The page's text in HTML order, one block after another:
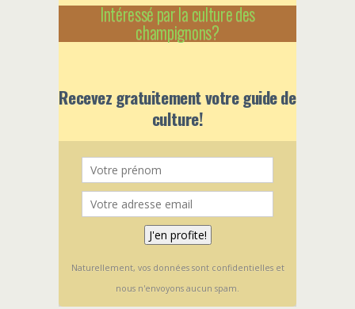
Intéressé par la culture des
champignons?
Recevez gratuitement votre guide de
culture!
Naturellement, vos données sont confidentielles et
nous n'envoyons aucun spam.